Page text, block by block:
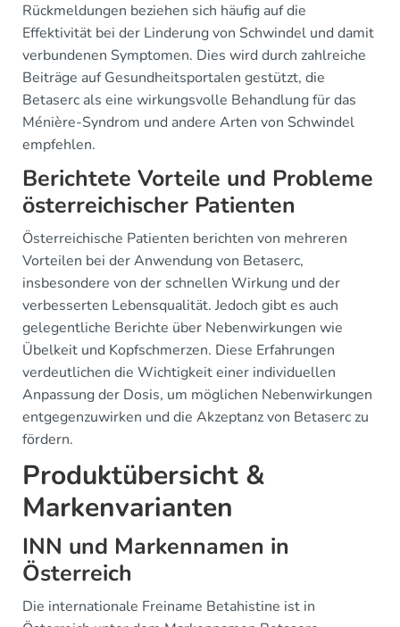
Rückmeldungen beziehen sich häufig auf die
Effektivität bei der Linderung von Schwindel und damit
verbundenen Symptomen. Dies wird durch zahlreiche
Beiträge auf Gesundheitsportalen gestützt, die
Betaserc als eine wirkungsvolle Behandlung für das
Ménière-Syndrom und andere Arten von Schwindel
empfehlen.
Berichtete Vorteile und Probleme
österreichischer Patienten
Österreichische Patienten berichten von mehreren
Vorteilen bei der Anwendung von Betaserc,
insbesondere von der schnellen Wirkung und der
verbesserten Lebensqualität. Jedoch gibt es auch
gelegentliche Berichte über Nebenwirkungen wie
Übelkeit und Kopfschmerzen. Diese Erfahrungen
verdeutlichen die Wichtigkeit einer individuellen
Anpassung der Dosis, um möglichen Nebenwirkungen
entgegenzuwirken und die Akzeptanz von Betaserc zu
fördern.
Produktübersicht &
Markenvarianten
INN und Markennamen in
Österreich
Die internationale Freiname Betahistine ist in